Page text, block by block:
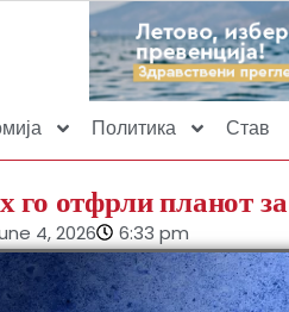
Политика Став
го отфрли планот
4, 2026 6:33 pm